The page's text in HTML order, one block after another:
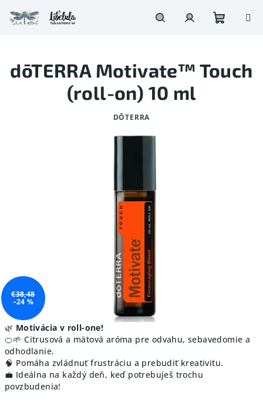
na
obsah
košík
🌿 Motivácia v roll-one!
🍊🌱 Citrusová a mätová aróma pre odvahu, sebavedomie a
odhodlanie.
🧠 Pomáha zvládnuť frustráciu a prebudiť kreativitu.
💼 Ideálna na každý deň, keď potrebuješ trochu
povzbudenia!
dōTERRA Motivate™ Touch
(roll-on) 10 ml
DŌTERRA
€38,48
–24 %